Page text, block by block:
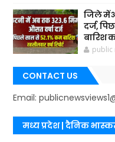
जिले में
दर्ज,
बारिश
public
CONTACT US
Email:
मध्य प्रदेश | दैनिक